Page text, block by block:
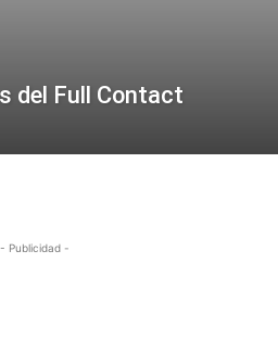
del Full Contact
- Publicidad -